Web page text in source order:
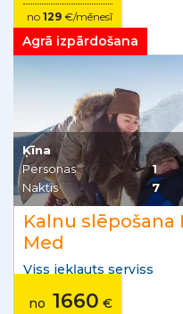
no 129 €/mēnesī
Agrā izpārdošana
Ķīna
Personas
1
Naktis
7
Kalnu slēpošana
Med
Viss iekļauts serviss
no 1660 €